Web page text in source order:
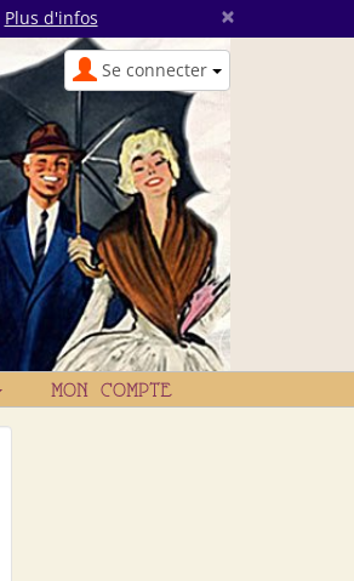
Plus d'infos ×
Se connecter
MON COMPTE